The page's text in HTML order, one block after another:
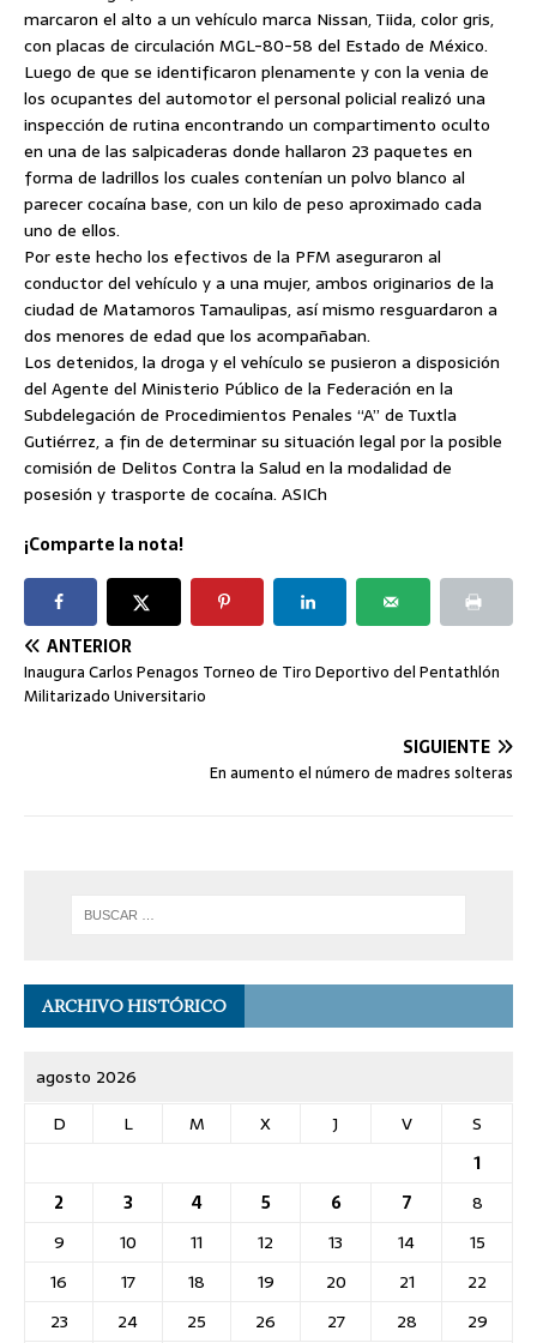
marcaron el alto a un vehículo marca Nissan, Tiida, color gris,
con placas de circulación MGL-80-58 del Estado de México.
Luego de que se identificaron plenamente y con la venia de
los ocupantes del automotor el personal policial realizó una
inspección de rutina encontrando un compartimento oculto
en una de las salpicaderas donde hallaron 23 paquetes en
forma de ladrillos los cuales contenían un polvo blanco al
parecer cocaína base, con un kilo de peso aproximado cada
uno de ellos.
Por este hecho los efectivos de la PFM aseguraron al
conductor del vehículo y a una mujer, ambos originarios de la
ciudad de Matamoros Tamaulipas, así mismo resguardaron a
dos menores de edad que los acompañaban.
Los detenidos, la droga y el vehículo se pusieron a disposición
del Agente del Ministerio Público de la Federación en la
Subdelegación de Procedimientos Penales “A” de Tuxtla
Gutiérrez, a fin de determinar su situación legal por la posible
comisión de Delitos Contra la Salud en la modalidad de
posesión y trasporte de cocaína. ASICh
¡Comparte la nota!
ANTERIOR
Inaugura Carlos Penagos Torneo de Tiro Deportivo del Pentathlón
Militarizado Universitario
SIGUIENTE
En aumento el número de madres solteras
ARCHIVO HISTÓRICO
agosto 2026
D
L M X J V
S
1
2
3 4 5 6 7
8
9
10 11 12 13 14
15
16
17 18 19 20 21
22
23
24 25 26 27 28
29